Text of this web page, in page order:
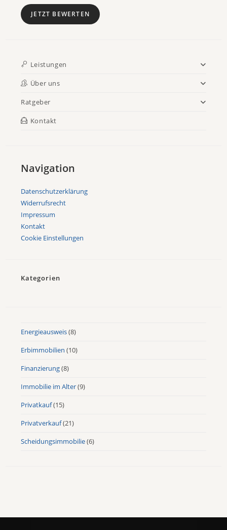
JETZT BEWERTEN
Leistungen
Über uns
Ratgeber
Kontakt
Navigation
Datenschutzerklärung
Widerrufsrecht
Impressum
Kontakt
Cookie Einstellungen
Kategorien
Energieausweis(8)
Erbimmobilien (10)
Finanzierung(8)
Immobilie im Alter(9)
Privatkauf(15)
Privatverkauf(21)
Scheidungsimmobilie(6)